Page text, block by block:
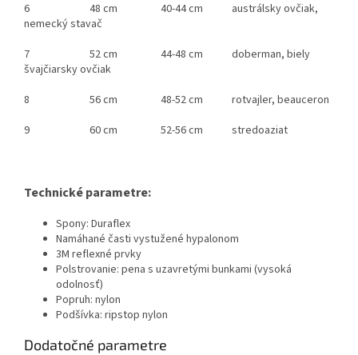
6 48 cm 40-44 cm austrálsky ovčiak,
nemecký stavač
7 52 cm 44-48 cm doberman, biely
švajčiarsky ovčiak
8 56 cm 48-52 cm rotvajler, beauceron
9 60 cm 52-56 cm stredoaziat
Technické parametre:
Spony: Duraflex
Namáhané časti vystužené hypalonom
3M reflexné prvky
Polstrovanie: pena s uzavretými bunkami (vysoká
odolnosť)
Popruh: nylon
Podšívka: ripstop nylon
Dodatočné parametre